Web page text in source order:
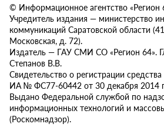
© Информационное агентство «Регион
Учредитель издания — министерство
коммуникаций Саратовской области
Московская, д. 72).
Издатель — ГАУ СМИ СО «Регион 64».
Степанов В.В.
Свидетельство о регистрации
ИА № ФС77-60442 от 30 декабря 2014
Выдано Федеральной службой по
информационных технологий и
(Роскомнадзор).